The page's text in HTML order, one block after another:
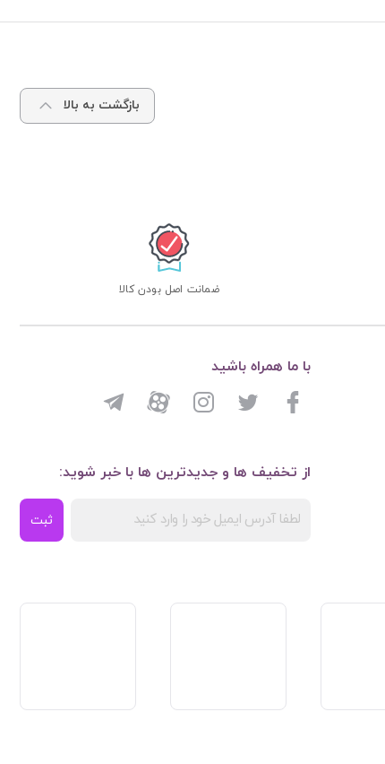
بازگشت به بالا
ضمانت اصل بودن کالا
از تخفیف ها و جدیدترین ها با خبر شوید:
ثبت
با ما همراه باشید